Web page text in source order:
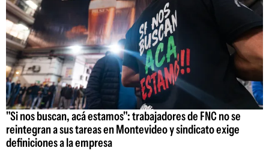
"Si nos buscan, acá estamos": trabajadores de FNC no se
reintegran a sus tareas en Montevideo y sindicato exige
definiciones a la empresa